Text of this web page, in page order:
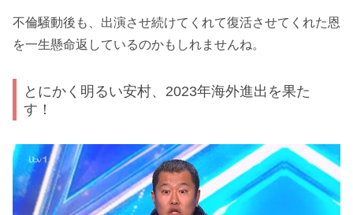
不倫騒動後も、出演させ続けてくれて復活させてくれた恩
を一生懸命返しているのかもしれませんね。
とにかく明るい安村、2023年海外進出を果た
す！